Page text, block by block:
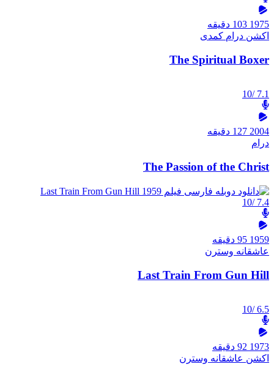
1975 103 دقیقه
اکشن درام کمدی
The Spiritual Boxer
7.1
/10
2004 127 دقیقه
درام
The Passion of the Christ
7.4
/10
1959 95 دقیقه
عاشقانه وسترن
Last Train From Gun Hill
6.5
/10
1973 92 دقیقه
اکشن عاشقانه وسترن